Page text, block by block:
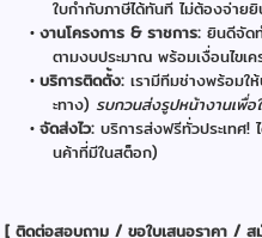
ใบกำกับภาษีได้ทันที ไม่ต้องจ่าย
งานโครงการ & ราชการ:ยินดีจัดท
ตามงบประมาณ พร้อมเงื่อนไขเ
บริการติดตั้ง:เรามีทีมช่างพร้อมให้
ะทาง)รบกวนส่งรูปหน้างานเพื่อ
จัดส่งไว:บริการส่งฟรีทั่วประเทศ!
นค้าที่มีในสต็อก)
[ ติดต่อสอบถาม / ขอใบเสนอราคา /